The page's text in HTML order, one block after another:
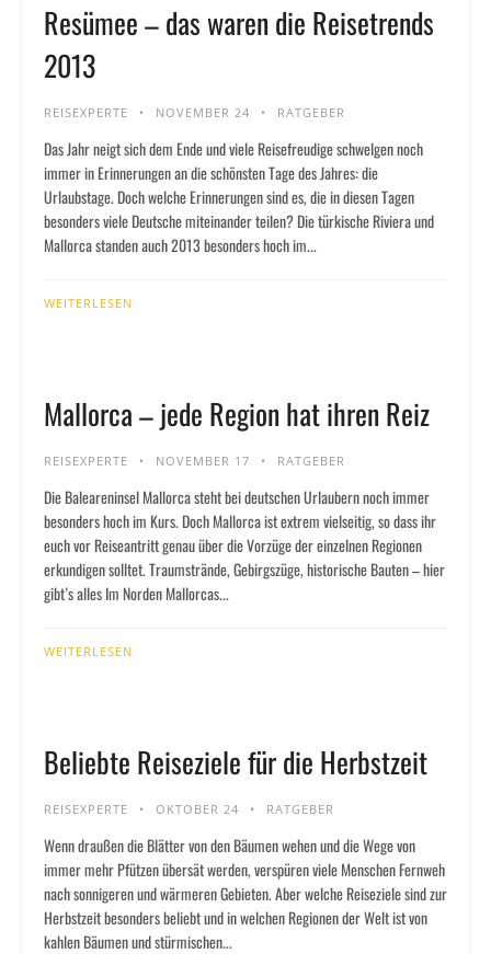
Resümee – das waren die Reisetrends
2013
REISEXPERTE NOVEMBER 24 RATGEBER
Das Jahr neigt sich dem Ende und viele Reisefreudige schwelgen noch
immer in Erinnerungen an die schönsten Tage des Jahres: die
Urlaubstage. Doch welche Erinnerungen sind es, die in diesen Tagen
besonders viele Deutsche miteinander teilen? Die türkische Riviera und
Mallorca standen auch 2013 besonders hoch im...
WEITERLESEN
Mallorca – jede Region hat ihren Reiz
REISEXPERTE NOVEMBER 17 RATGEBER
Die Baleareninsel Mallorca steht bei deutschen Urlaubern noch immer
besonders hoch im Kurs. Doch Mallorca ist extrem vielseitig, so dass ihr
euch vor Reiseantritt genau über die Vorzüge der einzelnen Regionen
erkundigen solltet. Traumstrände, Gebirgszüge, historische Bauten – hier
gibt’s alles Im Norden Mallorcas...
WEITERLESEN
Beliebte Reiseziele für die Herbstzeit
REISEXPERTE OKTOBER 24 RATGEBER
Wenn draußen die Blätter von den Bäumen wehen und die Wege von
immer mehr Pfützen übersät werden, verspüren viele Menschen Fernweh
nach sonnigeren und wärmeren Gebieten. Aber welche Reiseziele sind zur
Herbstzeit besonders beliebt und in welchen Regionen der Welt ist von
kahlen Bäumen und stürmischen...